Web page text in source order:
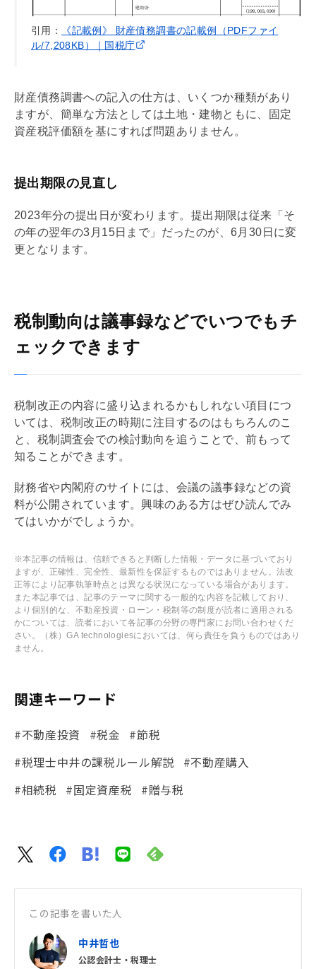
引用：
《記載例》 財産債務調書の記載例（PDFファイ
ル/7,208KB）｜国税庁
財産債務調書への記入の仕方は、いくつか種類があり
ますが、簡単な方法としては土地・建物ともに、
固定
資産税評価額を基にすれば問題ありません。
提出期限の見直し
2023年分の提出日が変わります。提出期限は従来「そ
の年の翌年の3月15日まで」だったのが、6月30日に変
更となります。
税制動向は議事録などでいつでもチ
ェックできます
税制改正の内容に盛り込まれるかもしれない項目につ
いては、税制改正の時期に注目するのはもちろんのこ
と、税制調査会での検討動向を追うことで、前もって
知ることができます。
財務省や内閣府のサイトには、会議の議事録などの資
料が公開されています。興味のある方はぜひ読んでみ
てはいかがでしょうか。
※本記事の情報は、信頼できると判断した情報・データに基づいており
ますが、正確性、完全性、最新性を保証するものではありません。法改
正等により記事執筆時点とは異なる状況になっている場合があります。
また本記事では、記事のテーマに関する一般的な内容を記載しており、
より個別的な、不動産投資・ローン・税制等の制度が読者に適用される
かについては、読者において各記事の分野の専門家にお問い合わせくだ
さい。（株）GA technologiesにおいては、何ら責任を負うものではあり
ません。
関連キーワード
#不動産投資 #税金
#節税
#税理士中井の課税ルール解説
#不動産購入
#相続税
#固定資産税 #贈与税
この記事を書いた人
中井哲也
公認会計士・税理士